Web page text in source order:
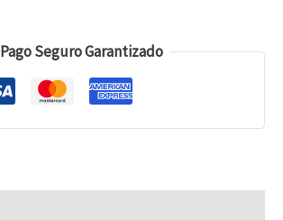
Pago Seguro Garantizado